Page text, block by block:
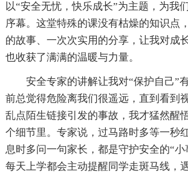
以“安全无忧，快乐成长”为主题，为我
序幕。这堂特殊的课没有枯燥的知识点
的故事、一次次实用的分享，让我对成
也收获了满满的温暖与力量。
安全专家的讲解让我对“保护自己”
前总觉得危险离我们很遥远，直到看到
乱点陌生链接引发的事故，我才猛然醒
个细节里。专家说，过马路时多等一秒
息时多问一句家长，都是守护安全的“小
每天上学都会主动提醒同学走斑马线，